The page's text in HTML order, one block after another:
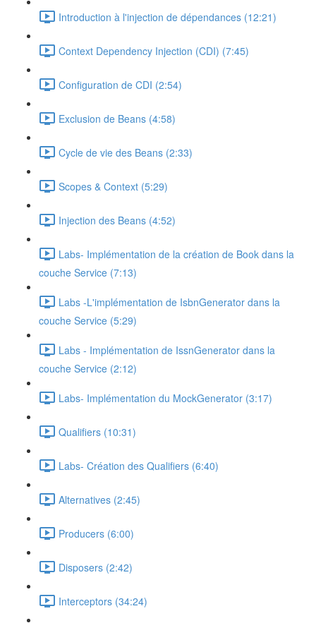
Introduction à l'injection de dépendances (12:21)
Context Dependency Injection (CDI) (7:45)
Configuration de CDI (2:54)
Exclusion de Beans (4:58)
Cycle de vie des Beans (2:33)
Scopes & Context (5:29)
Injection des Beans (4:52)
Labs- Implémentation de la création de Book dans la
couche Service (7:13)
Labs -L'implémentation de IsbnGenerator dans la
couche Service (5:29)
Labs - Implémentation de IssnGenerator dans la
couche Service (2:12)
Labs- Implémentation du MockGenerator (3:17)
Qualifiers (10:31)
Labs- Création des Qualifiers (6:40)
Alternatives (2:45)
Producers (6:00)
Disposers (2:42)
Interceptors (34:24)